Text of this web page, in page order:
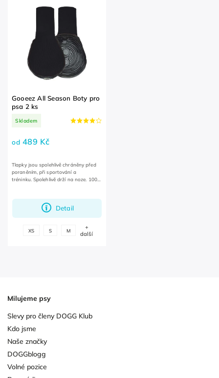
Gooeez All Season Boty pro
psa 2 ks
Skladem
od 489 Kč
Detail
Tlapky jsou spolehlivě chráněny před
poraněním, při sportování a
tréninku. Spolehlivě drží na noze. 100%
XS S M
+
další
Milujeme psy
Slevy pro členy DOGG Klub
Kdo jsme
Naše značky
DOGGblogg
Volné pozice